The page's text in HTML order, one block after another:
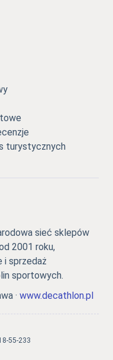
turystycznych
sieć sklepów
2001 roku,
i sprzedaż
sportowych.
· www.decathlon.pl
55-233